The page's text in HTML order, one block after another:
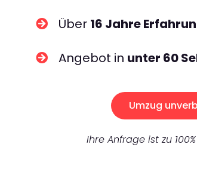
Über 16 Jahre
Angebot in unter 60
Umzug
Ihre Anfrage ist zu